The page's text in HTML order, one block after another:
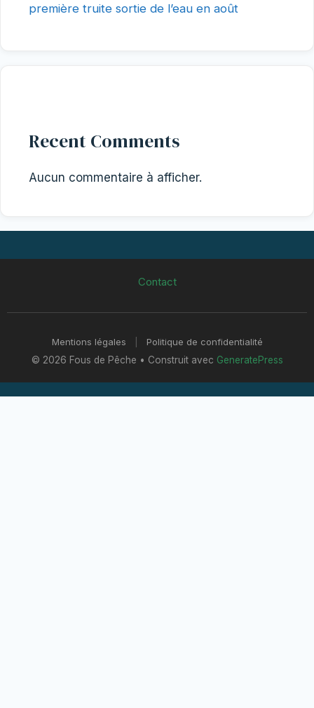
première truite sortie de l’eau en août
Recent Comments
Aucun commentaire à afficher.
Contact
Mentions légales
Politique de confidentialité
© 2026 Fous de Pêche • Construit avec GeneratePress